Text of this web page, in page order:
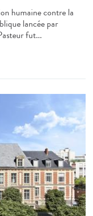
humaine contre la
lancée par
fut...